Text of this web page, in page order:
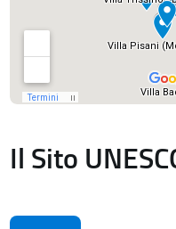
Il Sito